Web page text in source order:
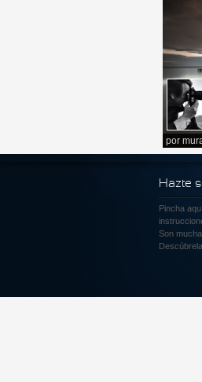
por
Hazte
Pincha
Son